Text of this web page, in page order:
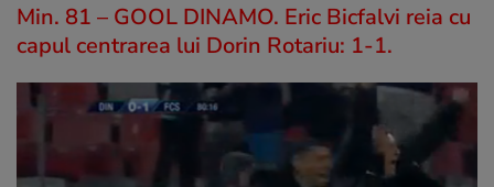
Min. 81 – GOOL DINAMO. Eric Bicfalvi reia cu
capul centrarea lui Dorin Rotariu: 1-1.